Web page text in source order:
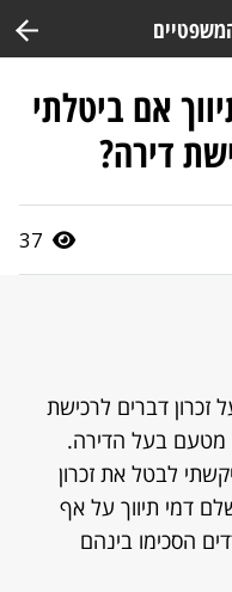
אם ביטלתי
דירה?
37
זכרון דברים לרכישת
מטעם בעל הדירה.
לבטל את זכרון
דמי תיווך על אף
הסכימו בינהם